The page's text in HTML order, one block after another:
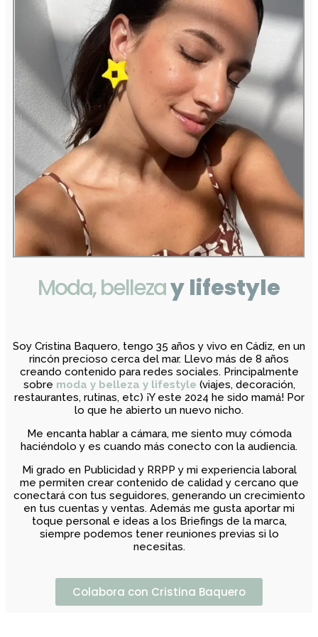
Moda, bellezay lifestyle
Soy Cristina Baquero, tengo 35 años y vivo en Cádiz, en un
rincón precioso cerca del mar. Llevo más de 8 años
creando contenido para redes sociales. Principalmente
sobre moda y belleza y lifestyle (viajes, decoración,
restaurantes, rutinas, etc) ¡Y este 2024 he sido mamá! Por
lo que he abierto un nuevo nicho.
Me encanta hablar a cámara, me siento muy cómoda
haciéndolo y es cuando más conecto con la audiencia.
Mi grado en Publicidad y RRPP y mi experiencia laboral
me permiten crear contenido de calidad y cercano que
conectará con tus seguidores, generando un crecimiento
en tus cuentas y ventas. Además me gusta aportar mi
toque personal e ideas a los Briefings de la marca,
siempre podemos tener reuniones previas si lo
necesitas.
Colabora con Cristina Baquero